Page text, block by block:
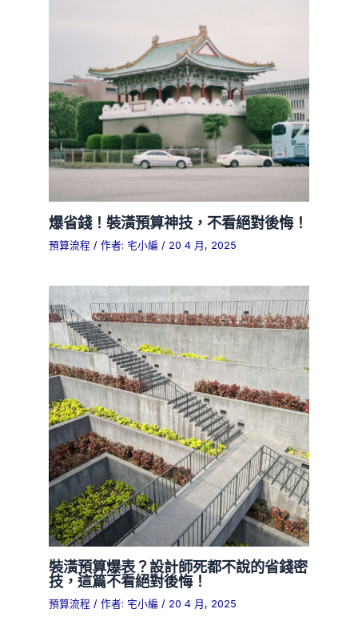
爆省錢！裝潢預算神技，不看絕對後悔！
預算流程 / 作者: 宅小編 / 20 4 月, 2025
裝潢預算爆表？設計師死都不說的省錢密
技，這篇不看絕對後悔！
預算流程 / 作者: 宅小編/ 20 4 月, 2025